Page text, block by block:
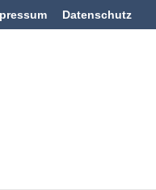
Datenschutz